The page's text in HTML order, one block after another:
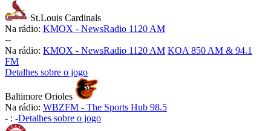
St.Louis Cardinals
Na rádio: KMOX - NewsRadio 1120 AM
--
Na rádio: KMOX - NewsRadio 1120 AM KOA 850 AM & 94.1
FM
Detalhes sobre o jogo
Baltimore Orioles
Na rádio: WBZFM - The Sports Hub 98.5
- : -Detalhes sobre o jogo